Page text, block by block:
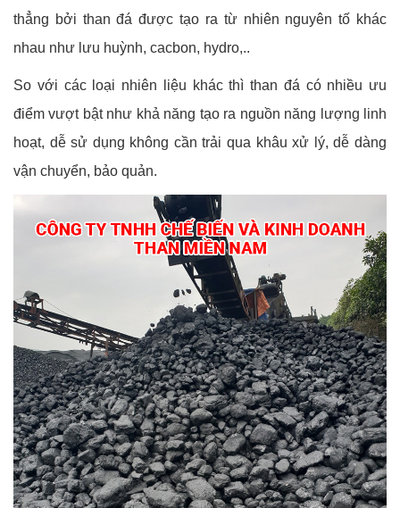
thẳng bởi than đá được tạo ra từ nhiên nguyên tố khác
nhau như lưu huỳnh, cacbon, hydro,..
So với các loại nhiên liệu khác thì than đá có nhiều ưu
điểm vượt bật như khả năng tạo ra nguồn năng lượng linh
hoạt, dễ sử dụng không cần trải qua khâu xử lý, dễ dàng
vận chuyển, bảo quản.